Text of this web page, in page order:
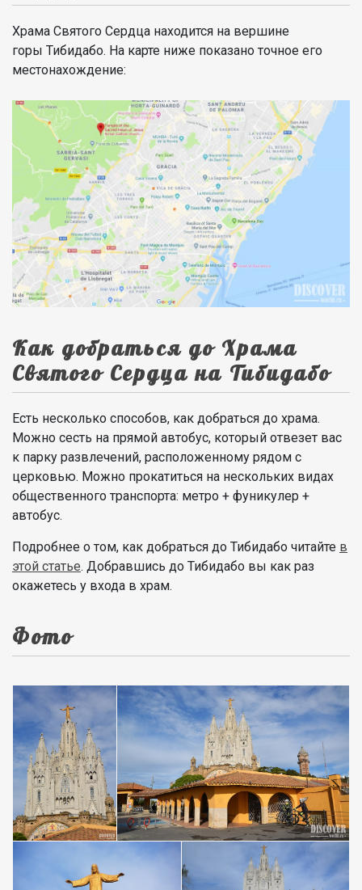
Храма Святого Сердца находится на вершине
горы Тибидабо. На карте ниже показано точное его
местонахождение:
Как добраться до Храма
Святого Сердца на Тибидабо
Есть несколько способов, как добраться до храма.
Можно сесть на прямой автобус, который отвезет вас
к парку развлечений, расположенному рядом с
церковью. Можно прокатиться на нескольких видах
общественного транспорта: метро + фуникулер +
автобус.
Подробнее о том, как добраться до Тибидабо читайте в
этой статье. Добравшись до Тибидабо вы как раз
окажетесь у входа в храм.
Фото